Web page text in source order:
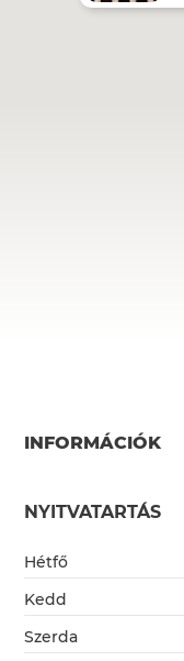
INFORMÁCIÓK
NYITVATARTÁS
Hétfő
Kedd
Szerda